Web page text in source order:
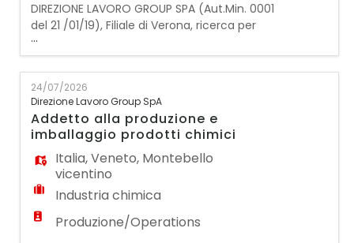
CV
DIREZIONE LAVORO GROUP SPA (Aut.Min. 0001
del 21 /01/19), Filiale di Verona, ricerca per
importante azienda specializzata nella
produzione di conglomerati bituminosi e
nella lavorazione di inerti sita a Verona un/a
OPERAIO/A DI CANTIERE Il candidato
ideale sarà responsabile della gestione di un
impianto per la produzione di conglomera
...
24/07/2026
Direzione Lavoro Group SpA
Addetto alla produzione e
imballaggio prodotti chimici
Italia,Veneto, Montebello
vicentino
Industria chimica
Produzione/Operations